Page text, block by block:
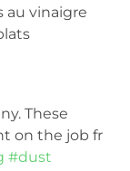
au vinaigre
These
on the job fr
#dust